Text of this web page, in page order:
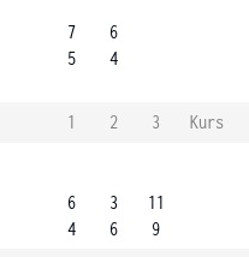
7
5
6
4
1 2 3
Kurs
6
4
3
6
11
9